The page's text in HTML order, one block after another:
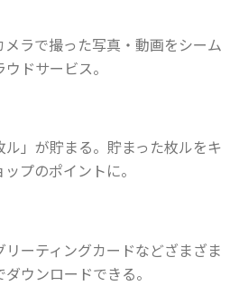
ラで撮った写真・動画をシーム
ドサービス。
」が貯まる。貯まった枚ルをキ
プのポイントに。
ーティングカードなどざまざま
ウンロードできる。